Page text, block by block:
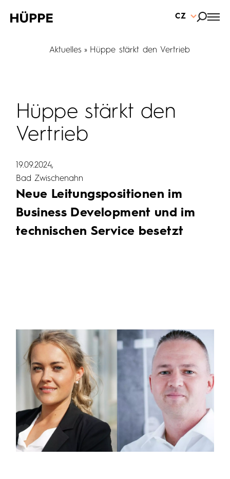
CZ
Aktuelles Hüppe stärkt den Vertrieb
Hüppe stärkt den
Vertrieb
19.09.2024
Bad Zwischenahn
Neue Leitungspositionen im
Business Development und im
technischen Service besetzt